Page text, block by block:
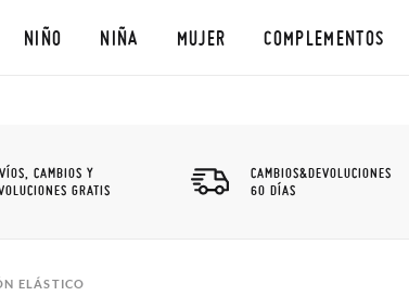
NIÑO NIÑA MUJER COMPLEMENTOS
CAMBIOS Y
GRATIS
CAMBIOS&DEVOLUCIONES
60 DÍAS
ELÁSTICO